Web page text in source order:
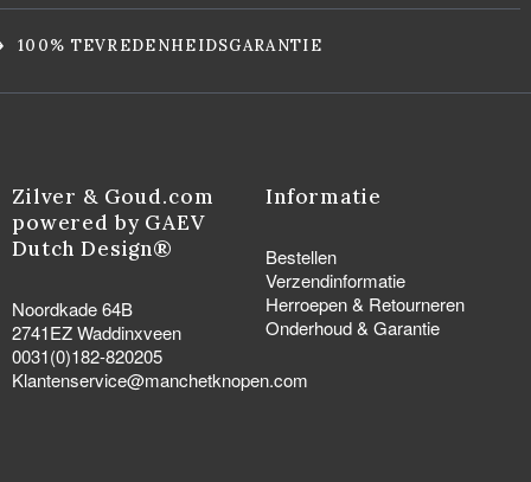
100% TEVREDENHEIDSGARANTIE
Zilver & Goud.com
powered by GAEV
Dutch Design®
Noordkade 64B
2741EZ Waddinxveen
0031(0)182-820205
Klantenservice@manchetknopen.com
Informatie
Bestellen
Verzendinformatie
Herroepen & Retourneren
Onderhoud & Garantie